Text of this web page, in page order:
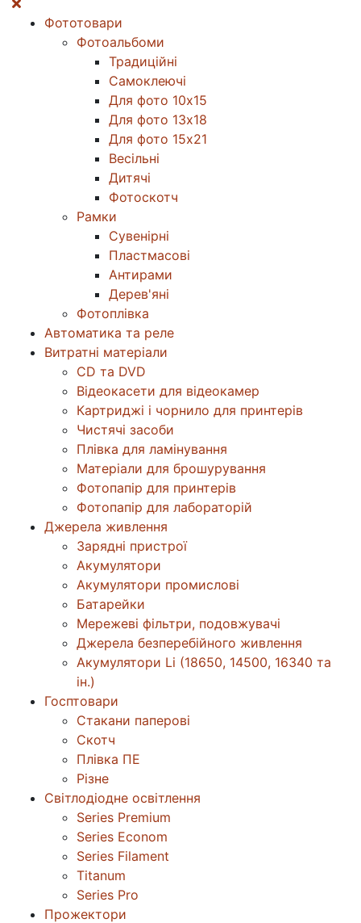
Фототовари
Фотоальбоми
Традиційні
Самоклеючі
Для фото 10х15
Для фото 13х18
Для фото 15х21
Весільні
Дитячі
Фотоскотч
Рамки
Сувенірні
Пластмасові
Антирами
Дерев'яні
Фотоплівка
Автоматика та реле
Витратні матеріали
CD та DVD
Відеокасети для відеокамер
Картриджі і чорнило для принтерів
Чистячі засоби
Плівка для ламінування
Матеріали для брошурування
Фотопапір для принтерів
Фотопапір для лабораторій
Джерела живлення
Зарядні пристрої
Акумулятори
Акумулятори промислові
Батарейки
Мережеві фільтри, подовжувачі
Джерела безперебійного живлення
Акумулятори Li (18650, 14500, 16340 та
ін.)
Госптовари
Стакани паперові
Скотч
Плівка ПЕ
Різне
Світлодіодне освітлення
Series Premium
Series Econom
Series Filament
Titanum
Series Pro
Прожектори